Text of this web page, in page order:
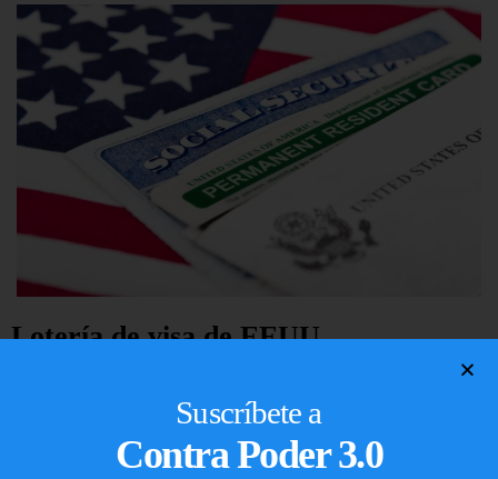
Lotería de visa de EEUU
Suscríbete a
Contra Poder 3.0